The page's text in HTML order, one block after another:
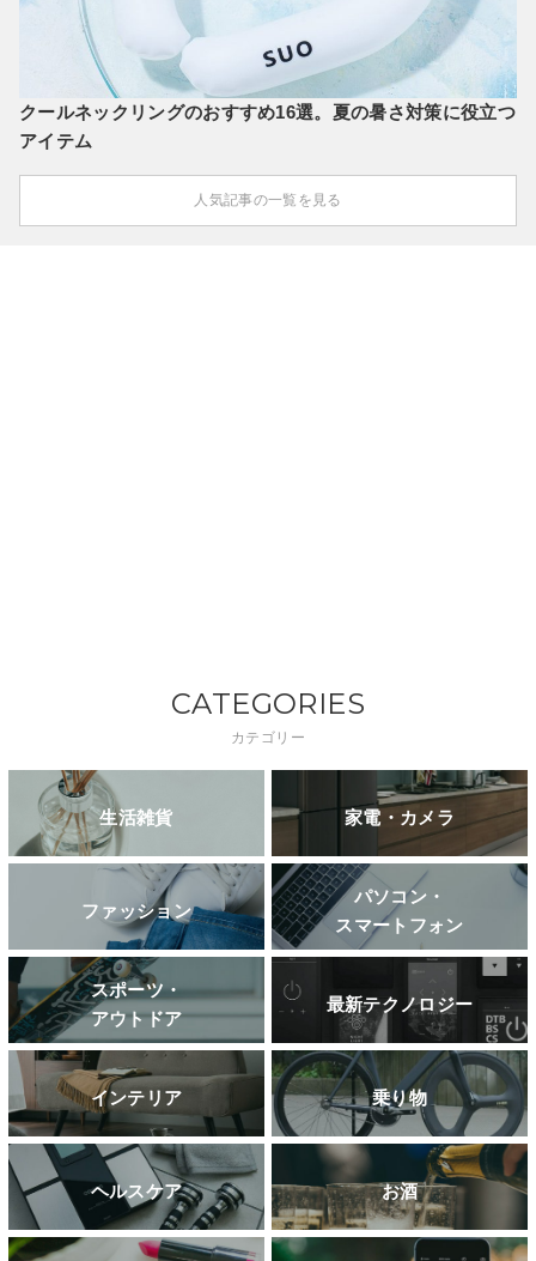
クールネックリングのおすすめ16選。夏の暑さ対策に役立つ
アイテム
人気記事の一覧を見る
CATEGORIES
カテゴリー
生活雑貨 家電・カメラ
ファッション
パソコン・
スマートフォン
スポーツ・
アウトドア
最新テクノロジー
インテリア 乗り物
ヘルスケア お酒